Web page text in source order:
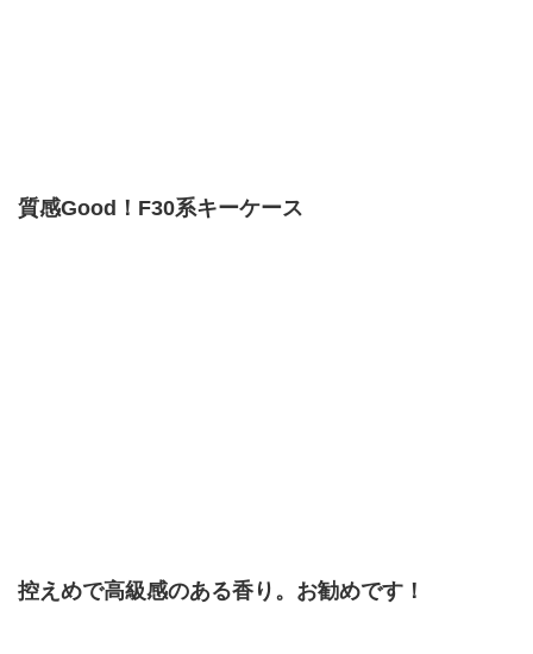
質感Good！F30系キーケース
控えめで高級感のある香り。お勧めです！